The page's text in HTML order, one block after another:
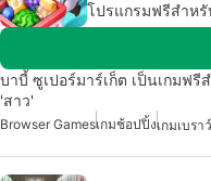
โปรแกรมฟรีสำหรั
บาบี้ ซูเปอร์มาร์เก็ต เป็นเกมฟรี
'สาว'
Browser Gamesเกมช้อปปิ้งเกมเบร